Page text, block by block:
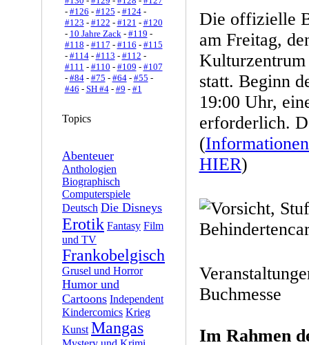
- #126 - #125 - #124-
#123 - #122 - #121 - #120
- 10 Jahre Zack- #119 -
#118 - #117 - #116 - #115
- #114- #113 - #112 -
#111 - #110 - #109 - #107
- #84- #75 - #64- #55 -
#46 - SH #4- #9 - #1
Topics
Abenteuer
Anthologien
Biographisch
Computerspiele
Deutsch Die Disneys
Erotik Fantasy Film
und TV
Frankobelgisch
Grusel und Horror
Humor und
Cartoons Independent
Kindercomics Krieg
Kunst Mangas
Die offizielle
am Freitag,
statt. Beginn
19:00 Uhr,
erforderlich.
(
HIER)
Buchmesse
Im Rahmen